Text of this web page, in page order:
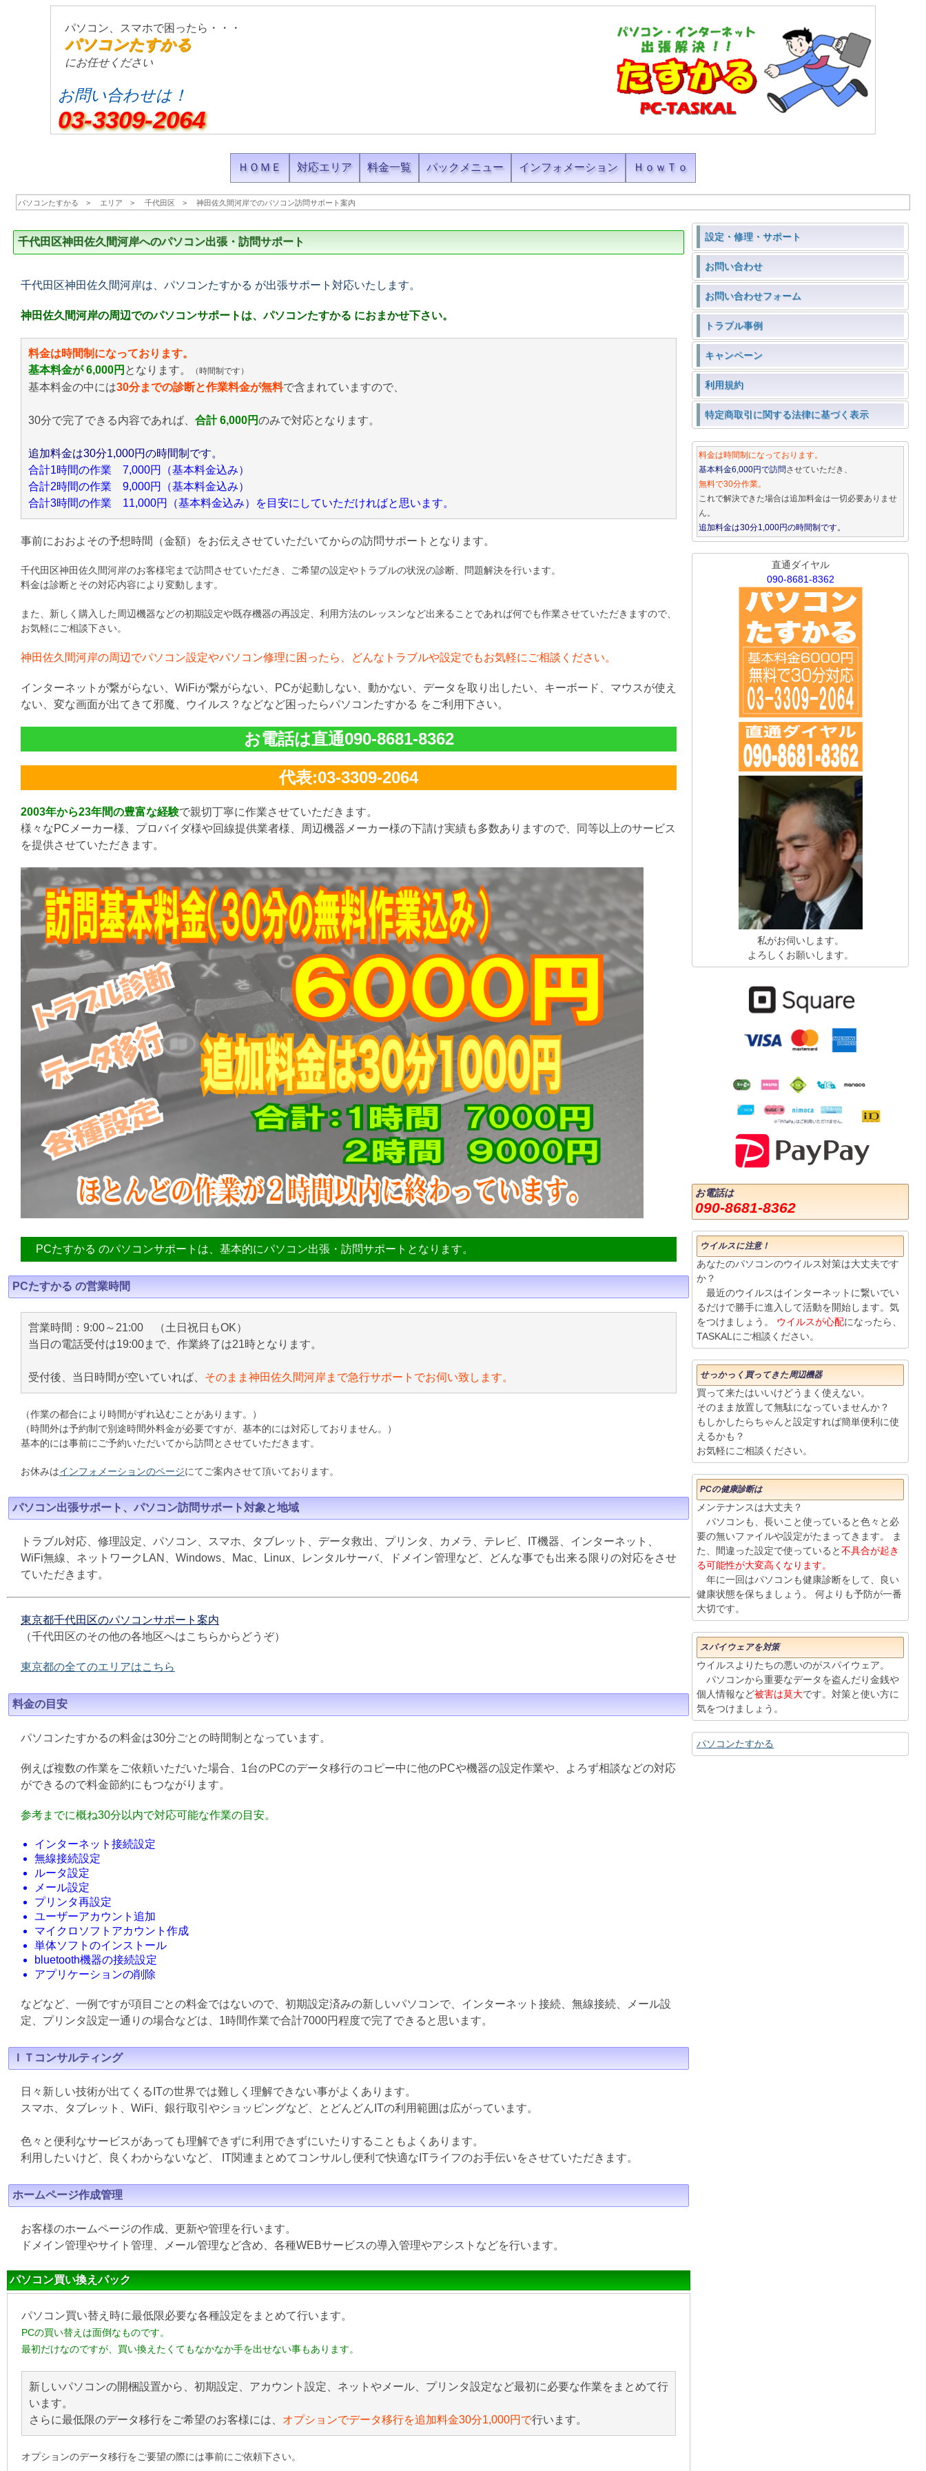
パソコン、スマホで困ったら・・・
パソコンたすかる
にお任せください
お問い合わせは！
03-3309-2064
ＨＯＭＥ 対応エリア 料金一覧 パックメニュー インフォメーション ＨｏｗＴｏ
パソコンたすかる エリア 千代田区 神田佐久間河岸でのパソコン訪問サポート案内
千代田区神田佐久間河岸へのパソコン出張・訪問サポート
千代田区神田佐久間河岸は、パソコンたすかる が出張サポート対応いたします。
神田佐久間河岸の周辺でのパソコンサポートは、パソコンたすかる におまかせ下さい。
料金は時間制になっております。
基本料金が 6,000円 となります。 （時間制です）
基本料金の中には30分までの診断と作業料金が無料で含まれていますので、
30分で完了できる内容であれば、 合計 6,000円のみで対応となります。
追加料金は30分1,000円の時間制です。
合計1時間の作業 7,000円（基本料金込み）
合計2時間の作業 9,000円（基本料金込み）
合計3時間の作業 11,000円（基本料金込み）を目安にしていただければと思います。
事前におおよその予想時間（金額）をお伝えさせていただいてからの訪問サポートとなります。
千代田区神田佐久間河岸のお客様宅まで訪問させていただき、ご希望の設定やトラブルの状況の診断、問題解決を行います。
料金は診断とその対応内容により変動します。
また、新しく購入した周辺機器などの初期設定や既存機器の再設定、利用方法のレッスンなど出来ることであれば何でも作業させていただきますので、
お気軽にご相談下さい。
神田佐久間河岸の周辺でパソコン設定やパソコン修理に困ったら、どんなトラブルや設定でもお気軽にご相談ください。
インターネットが繋がらない、WiFiが繋がらない、PCが起動しない、動かない、データを取り出したい、キーボード、マウスが使え
ない、変な画面が出てきて邪魔、ウイルス？などなど困ったらパソコンたすかる をご利用下さい。
お電話は直通090-8681-8362
代表:03-3309-2064
2003年から23年間の豊富な経験で親切丁寧に作業させていただきます。
様々なPCメーカー様、プロバイダ様や回線提供業者様、周辺機器メーカー様の下請け実績も多数ありますので、同等以上のサービス
を提供させていただきます。
PCたすかる のパソコンサポートは、基本的にパソコン出張・訪問サポートとなります。
PCたすかる の営業時間
営業時間：9:00～21:00 （土日祝日もOK）
当日の電話受付は19:00まで、作業終了は21時となります。
受付後、当日時間が空いていれば、 そのまま神田佐久間河岸まで急行サポートでお伺い致します。
（作業の都合により時間がずれ込むことがあります。）
（時間外は予約制で別途時間外料金が必要ですが、基本的には対応しておりません。）
基本的には事前にご予約いただいてから訪問とさせていただきます。
お休みはインフォメーションのページにてご案内させて頂いております。
パソコン出張サポート、パソコン訪問サポート対象と地域
トラブル対応、修理設定、パソコン、スマホ、タブレット、データ救出、プリンタ、カメラ、テレビ、IT機器、インターネット、
WiFi無線、ネットワークLAN、Windows、Mac、Linux、レンタルサーバ、ドメイン管理など、どんな事でも出来る限りの対応をさせ
ていただきます。
東京都千代田区のパソコンサポート案内
（千代田区のその他の各地区へはこちらからどうぞ）
東京都の全てのエリアはこちら
料金の目安
パソコンたすかるの料金は30分ごとの時間制となっています。
例えば複数の作業をご依頼いただいた場合、1台のPCのデータ移行のコピー中に他のPCや機器の設定作業や、よろず相談などの対応
ができるので料金節約にもつながります。
参考までに概ね30分以内で対応可能な作業の目安。
インターネット接続設定
無線接続設定
ルータ設定
メール設定
プリンタ再設定
ユーザーアカウント追加
マイクロソフトアカウント作成
単体ソフトのインストール
bluetooth機器の接続設定
アプリケーションの削除
などなど、一例ですが項目ごとの料金ではないので、初期設定済みの新しいパソコンで、インターネット接続、無線接続、メール設
定、プリンタ設定一通りの場合などは、1時間作業で合計7000円程度で完了できると思います。
ＩＴコンサルティング
日々新しい技術が出てくるITの世界では難しく理解できない事がよくあります。
スマホ、タブレット、WiFi、銀行取引やショッピングなど、とどんどんITの利用範囲は広がっています。
色々と便利なサービスがあっても理解できずに利用できずにいたりすることもよくあります。
利用したいけど、良くわからないなど、 IT関連まとめてコンサルし便利で快適なITライフのお手伝いをさせていただきます。
ホームページ作成管理
お客様のホームページの作成、更新や管理を行います。
ドメイン管理やサイト管理、メール管理など含め、各種WEBサービスの導入管理やアシストなどを行います。
パソコン買い換えパック
パソコン買い替え時に最低限必要な各種設定をまとめて行います。
PCの買い替えは面倒なものです。
最初だけなのですが、買い換えたくてもなかなか手を出せない事もあります。
新しいパソコンの開梱設置から、初期設定、アカウント設定、ネットやメール、プリンタ設定など最初に必要な作業をまとめて行
います。
さらに最低限のデータ移行をご希望のお客様には、 オプションでデータ移行を追加料金30分1,000円で行います。
オプションのデータ移行をご要望の際には事前にご依頼下さい。
設定・修理・サポート
お問い合わせ
お問い合わせフォーム
トラブル事例
キャンペーン
利用規約
特定商取引に関する法律に基づく表示
料金は時間制になっております。
基本料金6,000円で訪問させていただき、
無料で30分作業。
これで解決できた場合は追加料金は一切必要ありませ
ん。
追加料金は30分1,000円の時間制です。
直通ダイヤル
090-8681-8362
私がお伺いします。
よろしくお願いします。
お電話は
090-8681-8362
ウイルスに注意！
あなたのパソコンのウイルス対策は大丈夫です
か？
最近のウイルスはインターネットに繋いでい
るだけで勝手に進入して活動を開始します。気
をつけましょう。 ウイルスが心配になったら、
TASKALにご相談ください。
せっかっく買ってきた周辺機器
買って来たはいいけどうまく使えない。
そのまま放置して無駄になっていませんか？
もしかしたらちゃんと設定すれば簡単便利に使
えるかも？
お気軽にご相談ください。
PCの健康診断は
メンテナンスは大丈夫？
パソコンも、長いこと使っていると色々と必
要の無いファイルや設定がたまってきます。 ま
た、間違った設定で使っていると不具合が起き
る可能性が大変高くなります。
年に一回はパソコンも健康診断をして、良い
健康状態を保ちましょう。 何よりも予防が一番
大切です。
スパイウェアを対策
ウイルスよりたちの悪いのがスパイウェア。
パソコンから重要なデータを盗んだり金銭や
個人情報など被害は莫大です。対策と使い方に
気をつけましょう。
パソコンたすかる